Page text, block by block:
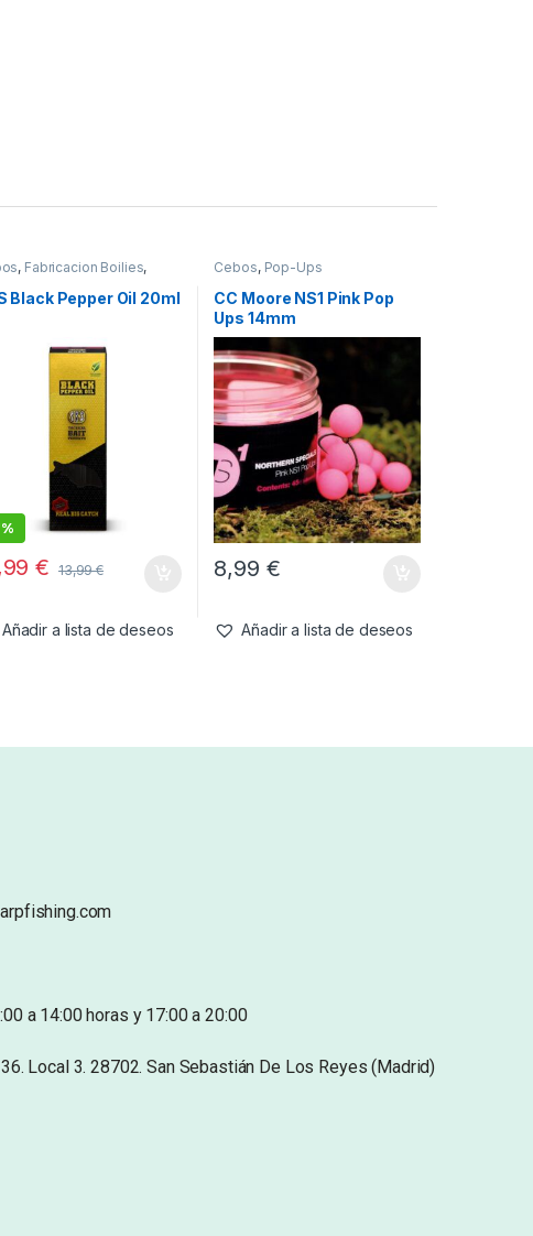
, Fabricacion Boilies,
Black Pepper Oil 20ml
€ 13,99€
Añadir a lista de deseos
Cebos, Pop-Ups
CC Moore NS1 Pink Pop
Ups 14mm
8,99 €
Añadir a lista de deseos
a 14:00 horas y 17:00 a 20:00
Local 3. 28702. San Sebastián De Los Reyes (Madrid)